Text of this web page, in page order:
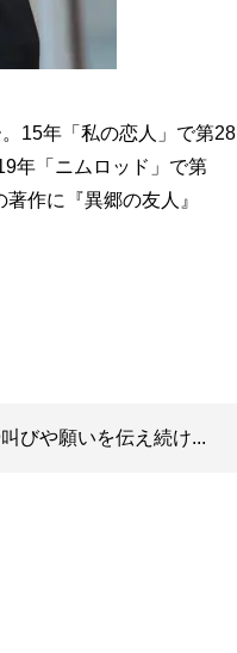
15年「私の恋人」で第28
年「ニムロッド」で第
作に『異郷の友人』
びや願いを伝え続け...